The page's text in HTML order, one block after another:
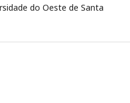
do Oeste de Santa